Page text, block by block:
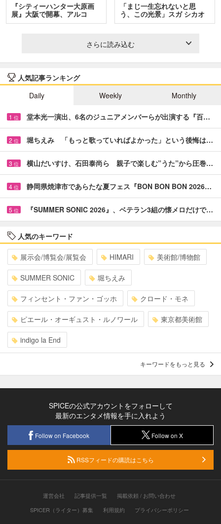
『シティーハンター大原画
展』大阪で開幕、アルコ
＆…
「まじ一生忘れないと思
う、この光景」スガ シカオ
と…
さらに読み込む
人気記事ランキング
Daily
Weekly Monthly
1 位 堂本光一演出、6名のジュニアメンバーらが出演する『百…
2 位 堀ちえみ 「もっと歌っていればよかった」という後悔は…
3 位 横山だいすけ、石田泰尚ら 親子で楽しむ”うた”から圧巻…
4 位 静岡県焼津市であらたな夏フェス『BON BON BON 2026…
5 位 『SUMMER SONIC 2026』、ベテラン3組の懐メロだけで…
人気のキーワード
展示会/博覧会/展覧会 HIMARI 美術館/博物館
SUMMER SONIC 堀ちえみ
フィンセント・ファン・ゴッホ クロード・モネ
ピエール・オーギュスト・ルノワール 東京都美術館
indigo la End
キーワードをもっと見る
SPICEの公式アカウントをフォローして
最新のエンタメ情報を手に入れよう
Follow on Facebook Follow on X
RSSフィードの購読はこちら
運営会社 記事提供一覧
掲載依頼 / お問い合わせ
SPICER（ライター）募集
利用規約 プライバシーポリシー